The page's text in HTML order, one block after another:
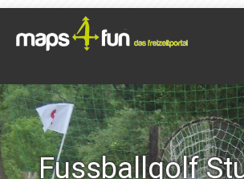
Fussballgolf